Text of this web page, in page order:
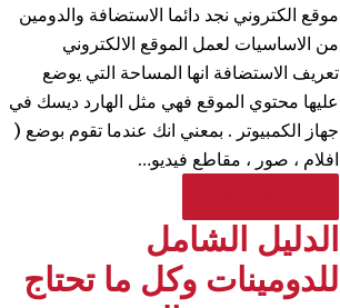
موقع الكتروني نجد دائما الاستضافة والدومين
من الاساسيات لعمل الموقع الالكتروني
تعريف الاستضافة انها المساحة التي يوضع
عليها محتوي الموقع فهي مثل الهارد ديسك في
جهاز الكمبيوتر . بمعني انك عندما تقوم بوضع (
افلام ، صور ، مقاطع فيديو…
الدليل الشامل
للدومينات وكل ما تحتاج